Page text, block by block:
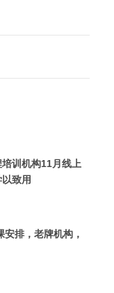
训机构11月线上
致用
排，老牌机构，